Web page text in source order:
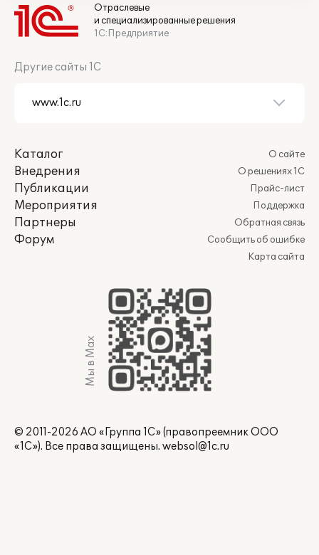
Отраслевые
и специализированные решения
1С:Предприятие
Другие сайты 1С
Каталог
Внедрения
Публикации
Мероприятия
Партнеры
Форум
О сайте
О решениях 1С
Прайс-лист
Поддержка
Обратная связь
Сообщить об ошибке
Карта сайта
Мы в Max
© 2011-2026 АО «Группа 1С» (правопреемник ООО
«1С»). Все права защищены. websol@1c.ru